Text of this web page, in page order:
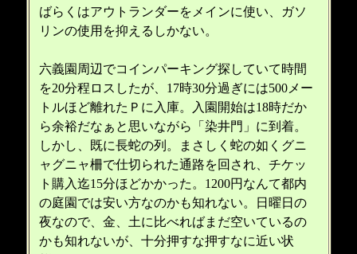
ばらくはアウトランダーをメインに使い、ガソ
リンの使用を抑えるしかない。
六義園周辺でコインパーキング探していて時間
を20分程ロスしたが、17時30分過ぎには500メー
トルほど離れたＰに入庫。入園開始は18時だか
ら余裕だなぁと思いながら「染井門」に到着。
しかし、既に長蛇の列。まさしく蛇の如くグニ
ャグニャ柵で仕切られた通路を回され、チケッ
ト購入迄15分ほどかかった。1200円なんて都内
の庭園では安い方なのかも知れない。日曜日の
夜なので、金、土に比べればまだ空いているの
かも知れないが、十分押すな押すなに近い状